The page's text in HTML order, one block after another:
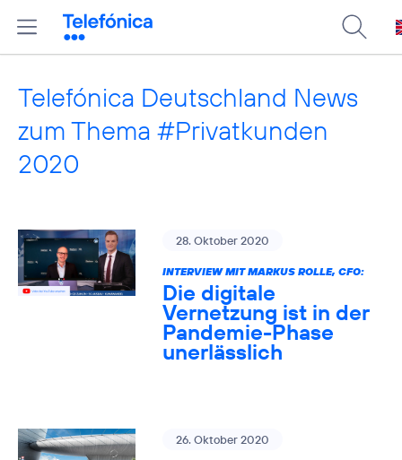
Telefónica Deutschland News
zum Thema #Privatkunden
2020
28. Oktober 2020
INTERVIEW MIT MARKUS ROLLE, CFO:
Die digitale
Vernetzung ist in der
Pandemie-Phase
unerlässlich
26. Oktober 2020